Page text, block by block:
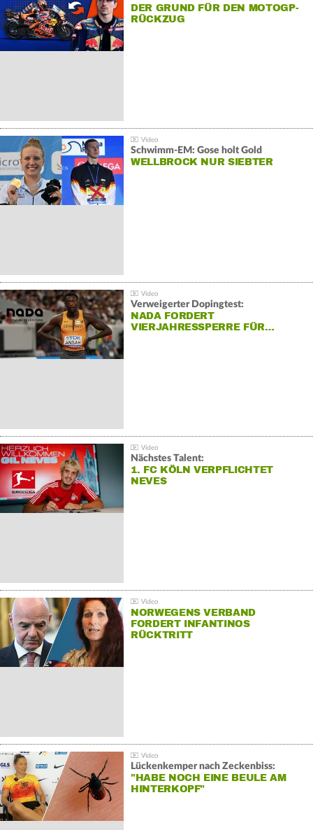
DER GRUND FÜR DEN MOTOGP-
RÜCKZUG
Schwimm-EM: Gose holt Gold
WELLBROCK NUR SIEBTER
Verweigerter Dopingtest:
NADA FORDERT
VIERJAHRESSPERRE FÜR…
Nächstes Talent:
1. FC KÖLN VERPFLICHTET
NEVES
NORWEGENS VERBAND
FORDERT INFANTINOS
RÜCKTRITT
Lückenkemper nach Zeckenbiss:
"HABE NOCH EINE BEULE AM
HINTERKOPF"